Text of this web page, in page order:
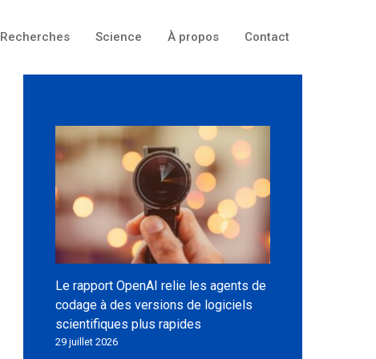
Recherches Science À propos Contact
Le rapport OpenAI relie les agents de
codage à des versions de logiciels
scientifiques plus rapides
29 juillet 2026